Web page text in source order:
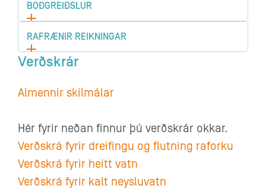
BOÐGREIÐSLUR
RAFRÆNIR REIKNINGAR
Verðskrár
Almennir skilmálar
Hér fyrir neðan finnur þú verðskrár okkar.
Verðskrá fyrir dreifingu og flutning raforku
Verðskrá fyrir heitt vatn
Verðskrá fyrir kalt neysluvatn